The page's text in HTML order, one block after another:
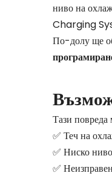
ниво на
Charging
По-долу ще
Тази повреда
✅ Теч на
✅ Ниско
✅